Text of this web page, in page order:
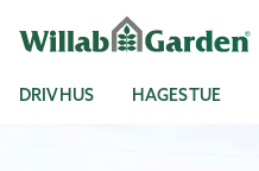
DRIVHUS HAGESTUE